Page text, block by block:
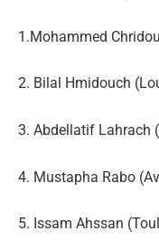
1.Mohammed
2. Bilal Hmidouch
3. Abdellatif Lahrach
4. Mustapha Rabo
5. Issam Ahssan